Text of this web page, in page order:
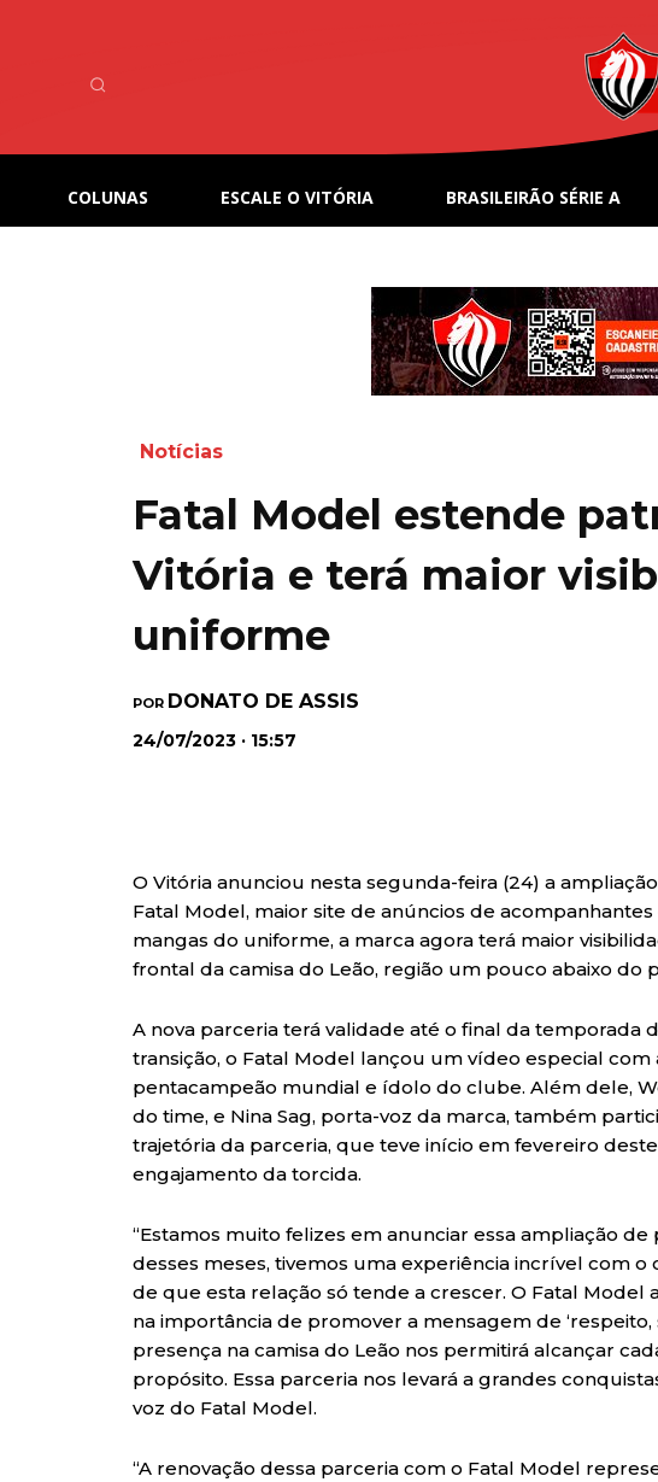
COLUNAS ESCALE O VITÓRIA BRASILEIRÃO SÉRIE A
Notícias
Fatal Model estende
Vitória e terá maior
uniforme
POR DONATO DE ASSIS
24/07/2023 · 15:57
O Vitória anunciou nesta segunda-feira (24) a
Fatal Model, maior site de anúncios de acompanhantes
mangas do uniforme, a marca agora terá maior
frontal da camisa do Leão, região um pouco abaixo do
A nova parceria terá validade até o final da temporada
transição, o Fatal Model lançou um vídeo especial com
pentacampeão mundial e ídolo do clube. Além dele,
do time, e Nina Sag, porta-voz da marca, também
trajetória da parceria, que teve início em fevereiro
engajamento da torcida.
“Estamos muito felizes em anunciar essa ampliação de
desses meses, tivemos uma experiência incrível com
de que esta relação só tende a crescer. O Fatal Model
na importância de promover a mensagem de ‘respeito,
presença na camisa do Leão nos permitirá alcançar
propósito. Essa parceria nos levará a grandes
voz do Fatal Model.
“A renovação dessa parceria com o Fatal Model